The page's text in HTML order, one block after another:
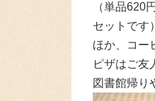
（単品620
セットです
ほか、コー
ピザはご友
図書館帰り